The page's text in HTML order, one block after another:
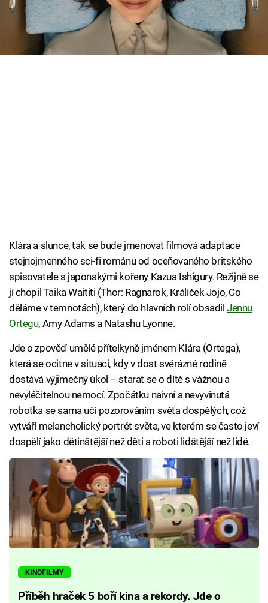
Cool Esport
Pořady
autora se chopil komediální specialista Taika
Waititi.
Klára a slunce, tak se bude jmenovat filmová adaptace
stejnojmenného sci-fi románu od oceňovaného britského
spisovatele s japonskými kořeny Kazua Ishigury. Režijně se
jí chopil Taika Waititi (Thor: Ragnarok, Králíček Jojo, Co
děláme v temnotách), který do hlavních rolí obsadilJennu
Ortegu, Amy Adams a Natashu Lyonne.
Jde o zpověď umělé přítelkyně jménem Klára (Ortega),
která se ocitne v situaci, kdy v dost svérázné rodině
dostává výjimečný úkol – starat se o dítě s vážnou a
nevyléčitelnou nemocí. Zpočátku naivní a nevyvinutá
robotka se sama učí pozorováním světa dospělých, což
vytváří melancholický portrét světa, ve kterém se často jeví
dospělí jako dětinštější než děti a roboti lidštější než lidé.
KINOFILMY
Příběh hraček 5 boří kina a rekordy. Jde o